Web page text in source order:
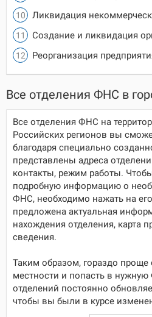
Ликвидация
Создание и ликвидация
Реорганизация
Все отделения ФНС в
Все отделения ФНС на
Российских регионов вы
благодаря специально
представлены адреса
контакты, режим работы.
подробную информацию о
ФНС, необходимо нажать на
предложена актуальная
нахождения отделения, карта
сведения.
Таким образом, гораздо проще
местности и попасть в
отделений постоянно
чтобы вы были в курсе